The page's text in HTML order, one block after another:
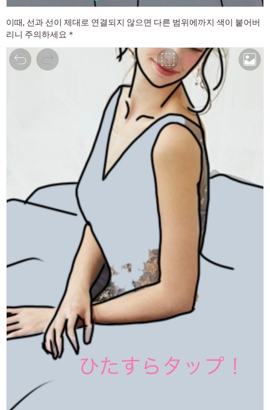
이때, 선과 선이 제대로 연결되지 않으면 다른 범위에까지 색이 붙어버
리니 주의하세요＊